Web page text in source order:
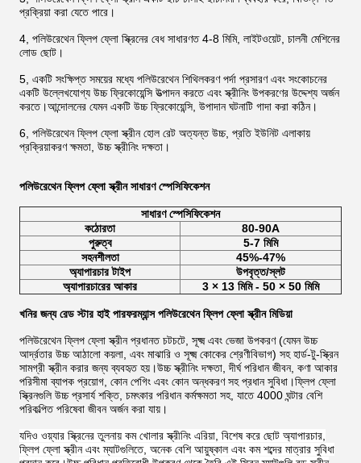
প্রক্রিয়া করা যেতে পারে।
4, পলিউরেথেন ফ্লিপ ফ্লো স্ক্রিনের বেধ সাধারণত 4-8 মিমি, লাইটওয়েট, চালনী মেশিনের
লোড ছোট।
5, একটি সংক্ষিপ্ত সময়ের মধ্যে পলিউরেথেন শিথিলকরণ পর্দা প্রসারণ এবং সংকোচনের
একটি উল্লেখযোগ্য উচ্চ ফ্রিকোয়েন্সি উত্পাদন করতে এবং স্ক্রীনিং উপকরণের উদ্দেশ্য অর্জন
করতে।আন্দোলনের যেমন একটি উচ্চ ফ্রিকোয়েন্সি, উপাদান ঘটনাটি গাদা করা কঠিন।
6, পলিউরেথেন ফ্লিপ ফ্লো স্ক্রীন হোল রেট অত্যন্ত উচ্চ, প্রতি ইউনিট এলাকায়
প্রক্রিয়াকরণ ক্ষমতা, উচ্চ স্ক্রীনিং দক্ষতা।
পলিউরেথেন ফ্লিপ ফ্লো স্ক্রীন সাধারণ স্পেসিফিকেশন
সাধারণ স্পেসিফিকেশন
কঠোরতা
80-90A
পুরুত্ব
5-7 মিমি
সহনশীলতা
45%-47%
অ্যাপারচার টাইপ
উপবৃত্ত/স্লট
অ্যাপারচারের আকার
3 × 13 মিমি - 50 × 50 মিমি
খনির জন্য রেড স্টার হাই পারফরম্যান্স পলিউরেথেন ফ্লিপ ফ্লো স্ক্রীন মিডিয়া
পলিউরেথেন ফ্লিপ ফ্লো স্ক্রীন প্রধানত চটচটে, সূক্ষ্ম এবং ভেজা উপকরণ (যেমন উচ্চ
আর্দ্রতার উচ্চ আঠালো কয়লা, এবং মাঝারি ও সূক্ষ্ম কোকের শ্রেণীবিভাগ) সহ হার্ড-টু-স্ক্রিন
সামগ্রী স্ক্রীন করার জন্য ব্যবহৃত হয়।উচ্চ স্ক্রীনিং দক্ষতা, দীর্ঘ পরিধান জীবন, কণা আকার
পরিসীমা ব্যাপক প্রয়োগ, কোন পেগিং এবং কোন অন্ধকরণ সহ প্রধান সুবিধা।ফ্লিপ ফ্লো
স্ক্রিনগুলি উচ্চ প্রসার্য শক্তি, চমৎকার পরিধান কর্মক্ষমতা সহ, যাতে 4000 ঘন্টার বেশি
পরিকল্পিত পরিষেবা জীবন অর্জন করা যায়।
যদিও ওয়্যার স্ক্রিনের তুলনায় কম খোলার স্ক্রীনিং এরিয়া, বিশেষ করে ছোট অ্যাপারচার,
ফ্লিপ ফ্লো স্ক্রীন এবং ম্যাটগুলিতে, অনেক বেশি আয়ুষ্কাল এবং কম শব্দের মাত্রার সুবিধা